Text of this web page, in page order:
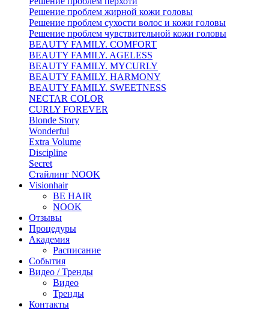
Решение проблем жирной кожи головы
Решение проблем сухости волос и кожи головы
Решение проблем чувствительной кожи головы
BEAUTY FAMILY. COMFORT
BEAUTY FAMILY. AGELESS
BEAUTY FAMILY. MYCURLY
BEAUTY FAMILY. HARMONY
BEAUTY FAMILY. SWEETNESS
NECTAR COLOR
CURLY FOREVER
Blonde Story
Wonderful
Extra Volume
Discipline
Secret
Стайлинг NOOK
Visionhair
BE HAIR
NOOK
Отзывы
Процедуры
Академия
Расписание
События
Видео / Тренды
Видео
Тренды
Контакты